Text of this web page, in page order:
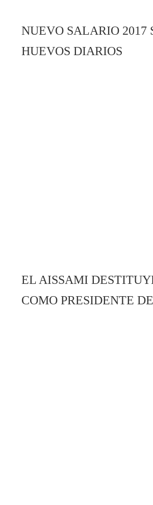
NUEVO SALARIO 2017
HUEVOS DIARIOS
EL AISSAMI
COMO PRESIDENTE